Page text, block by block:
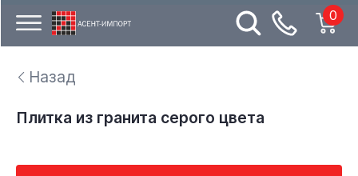
0
Назад
Плитка из гранита серого цвета